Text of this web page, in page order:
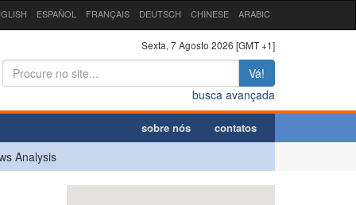
ESPAÑOL FRANÇAIS DEUTSCH CHINESE ARABIC
Sexta, 7 Agosto 2026 [GMT +1]
Vá!
busca avançada
sobre nós contatos
Analysis